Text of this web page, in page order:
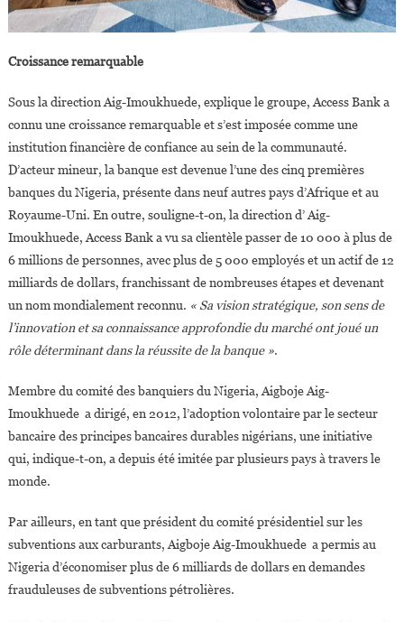
Croissance remarquable
Sous la direction Aig-Imoukhuede, explique le groupe, Access Bank a
connu une croissance remarquable et s’est imposée comme une
institution financière de confiance au sein de la communauté.
D’acteur mineur, la banque est devenue l’une des cinq premières
banques du Nigeria, présente dans neuf autres pays d’Afrique et au
Royaume-Uni. En outre, souligne-t-on, la direction d’ Aig-
Imoukhuede, Access Bank a vu sa clientèle passer de 10 000 à plus de
6 millions de personnes, avec plus de 5 000 employés et un actif de 12
milliards de dollars, franchissant de nombreuses étapes et devenant
un nom mondialement reconnu. « Sa vision stratégique, son sens de
l’innovation et sa connaissance approfondie du marché ont joué un
rôle déterminant dans la réussite de la banque ».
Membre du comité des banquiers du Nigeria, Aigboje Aig-
Imoukhuede a dirigé, en 2012, l’adoption volontaire par le secteur
bancaire des principes bancaires durables nigérians, une initiative
qui, indique-t-on, a depuis été imitée par plusieurs pays à travers le
monde.
Par ailleurs, en tant que président du comité présidentiel sur les
subventions aux carburants, Aigboje Aig-Imoukhuede a permis au
Nigeria d’économiser plus de 6 milliards de dollars en demandes
frauduleuses de subventions pétrolières.